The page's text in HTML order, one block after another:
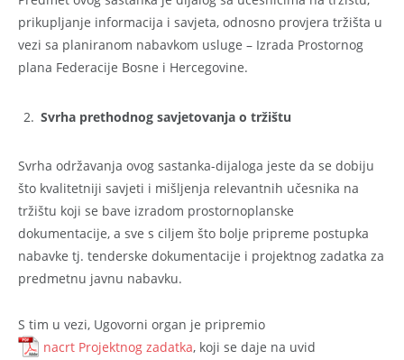
prikupljanje informacija i savjeta, odnosno provjera tržišta u
vezi sa planiranom nabavkom usluge – Izrada Prostornog
plana Federacije Bosne i Hercegovine.
Svrha prethodnog savjetovanja o tržištu
Svrha održavanja ovog sastanka-dijaloga jeste da se dobiju
što kvalitetniji savjeti i mišljenja relevantnih učesnika na
tržištu koji se bave izradom prostornoplanske
dokumentacije, a sve s ciljem što bolje pripreme postupka
nabavke tj. tenderske dokumentacije i projektnog zadatka za
predmetnu javnu nabavku.
S tim u vezi, Ugovorni organ je pripremio
nacrt Projektnog zadatka, koji se daje na uvid